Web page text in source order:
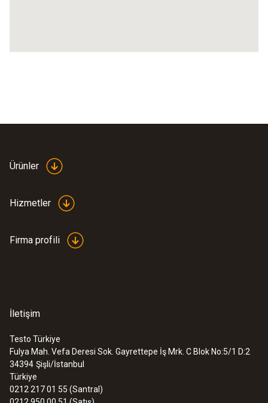
Ürünler
Hizmetler
Firma profili
İletişim
Testo Türkiye
Fulya Mah. Vefa Deresi Sok. Gayrettepe İş Mrk. C Blok No:5/1 D:2
34394 Şişli/İstanbul
Türkiye
0212 217 01 55 (Santral)